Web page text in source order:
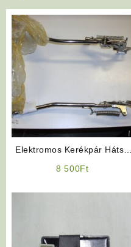
Elektromos Kerékpár Hátsó
8 500Ft